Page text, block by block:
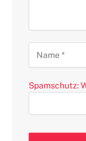
Spamschutz: